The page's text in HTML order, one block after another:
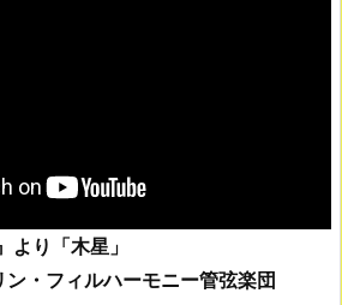
より「木星」
・フィルハーモニー管弦楽団